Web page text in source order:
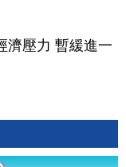
濟壓力 暫緩進一